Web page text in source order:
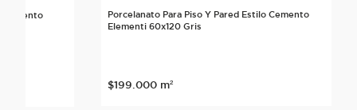
Cemento
Porcelanato Para Piso Y Pared Estilo Cemento
Elementi 60x120 Gris
$199.000 m²